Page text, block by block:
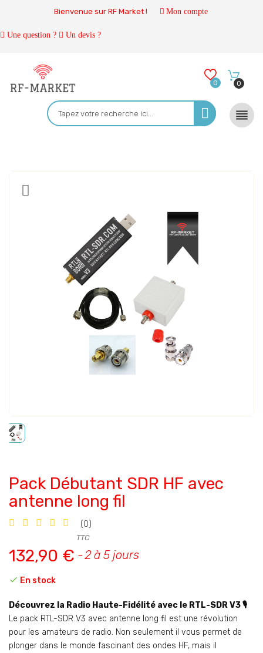
Bienvenue sur RF Market ! Mon compte
Une question ? Un devis ?
0 0

Pack Débutant SDR HF avec
antenne long fil
(0)
132,90 €
TTC
2 à 5 jours
 En stock
Découvrez la Radio Haute-Fidélité avec le RTL-SDR V3 🎙️
Le pack RTL-SDR V3 avec antenne long fil est une révolution
pour les amateurs de radio. Non seulement il vous permet de
plonger dans le monde fascinant des ondes HF, mais il